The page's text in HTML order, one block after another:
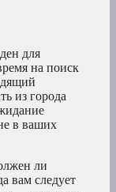
для
на поиск
из города
в ваших
ли
вам следует